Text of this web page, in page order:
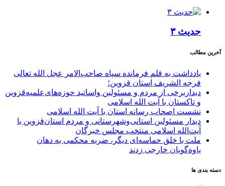
حدیث ۳
آخرین مطالب
یادداشت به قلم فرمانده سپاه صاحب‌الامر عجل الله تعالی
فرجه الشریف استان قزوین؛
دیداربرخی از مردم و مسئولین واساتید حوزه‌های‌علمیه‌قزوین
و تاکستان با آیت الله اسلامی
نشست اصحاب رسانه استان با آیت الله اسلامی
دیدار مسئولین استانی‌وشهرستانی و مردم‌ استان‌قزوین با
آیت‌الله‌ اسلامی منتخب مجلس‌ خبرگان
ملت با خلق حماسه‌ای دیگر، ضربه محکمی به دهان
یاوه‌گویان خارجی زدند
دسته بندی ها